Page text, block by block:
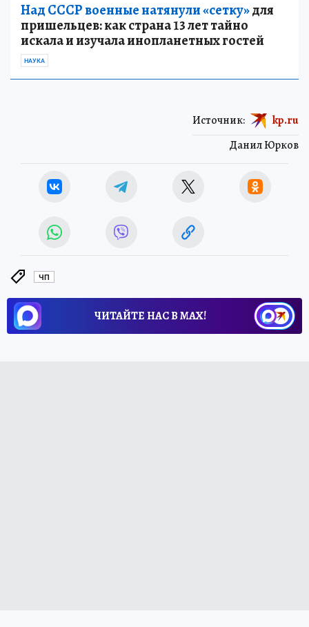
Над СССР военные натянули «сетку»для
пришельцев: как страна 13 лет тайно
искала и изучала инопланетных гостей
НАУКА
Данил Юрков
Источник: kp.ru
ЧП
ЧИТАЙТЕ НАС В МАХ!